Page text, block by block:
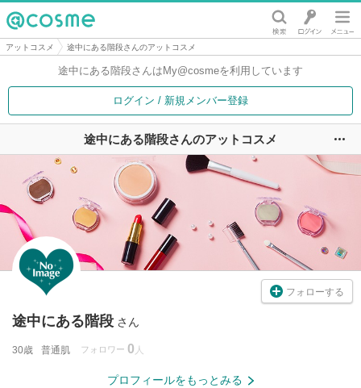
@cosme
アットコスメ 途中にある階段さんのアットコスメ
途中にある階段さんは My@cosmeを利用しています
ログイン / 新規メンバー登録
途中にある階段さんのアットコスメ
フォローする
途中にある階段 さん
30歳 普通肌 フォロワー 0
プロフィールをもっとみる